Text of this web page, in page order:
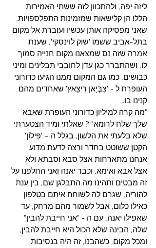
ליזה יפה, ולהתכוון לזה ששתי האמירות
הללו הן קלישאות שמזמינות התפלספויות,
שאני מפסיקה אותן עכשיו ועוברת אל מקום
בתל-אביב ששמו 'שוק לוינסקי', שענת
אמרה שזה נס שמצאנו מקום חנייה סמוך
לו, ושהתברר כגן עדן לחובבי תבלינים ומיני
כבושים, כמו גם המקום ממנו הגיעו כדורוני
העופרת ל - 'צִבְּיָאן רִיצָאץ' שאחדים מהם
קנינו בו.
"מה קרה למיליון כדורוני העופרת שאבא
שלך שלח לרומא" ? שאלתי ומיד הצטערתי
שלא בלעתי את הלשון, בגלל ה – 'פִּילוֹן'
הקטן ששוטט בחדר ורצה לדעת מדוע
אנחנו מתארחות אצל סבא וסבתא ולא
אצל אבא ואימא, וכבר יאנה ואני החלפנו על
זה מבטים ותהינו מה התבלגן שם, בין ענת
להוריה, שגרם לה לשוחח איתם בטלפון
כאילו כלום, אבל לשמור מהם מרחק, עד
שאפילו יאנה, עם ה - "אני חייבת להבין"
שלה, הבינה שלא הכול היא חייבת להבין,
ומכל מקום, כשהבנו, זה היה בנסיבות